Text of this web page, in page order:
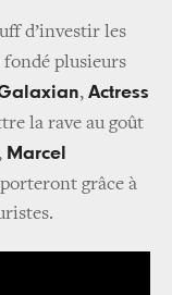
d’investir les
fondé plusieurs
, Actress
la rave au goût
Marcel
grâce à